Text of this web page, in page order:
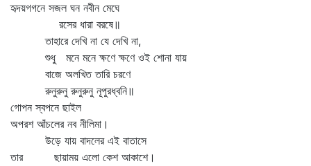
হৃদয়গগনে সজল ঘন নবীন মেঘে
রসের ধারা বরষে॥
তাহারে দেখি না যে দেখি না,
শুধু মনে মনে ক্ষণে ক্ষণে ওই শোনা যায়
বাজে অলখিত তারি চরণে
রুনুরুনু রুনুরুনু নূপুরধ্বনি॥
গোপন স্বপনে ছাইল
অপরশ আঁচলের নব নীলিমা।
উড়ে যায় বাদলের এই বাতাসে
তার ছায়াময় এলো কেশ আকাশে।